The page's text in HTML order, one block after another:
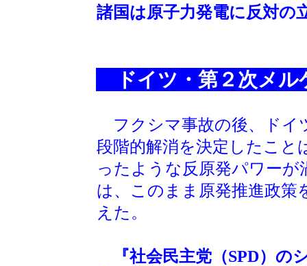
諸国は原子力発電に反対の
ドイツ・第２次メル
フクシマ事故の後、ドイ
段階的解消を決定したこと
ったような反原発パワー
は、このまま原発推進政
えた。
『社会民主党（SPD）の